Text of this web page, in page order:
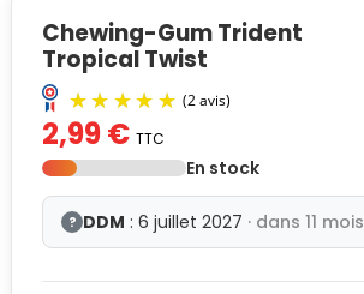
Chewing-Gum Trident
Tropical Twist
2,99 € TTC
En stock
? DDM : 6 juillet 2027 · dans 11 mois